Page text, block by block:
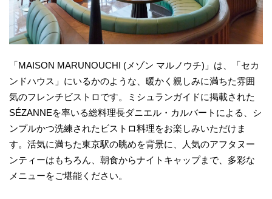
「MAISON MARUNOUCHI (メゾン マルノウチ)」は、「セカ
ンドハウス」にいるかのような、暖かく親しみに満ちた雰囲
気のフレンチビストロです。ミシュランガイドに掲載された
SÉZANNEを率いる総料理長ダニエル・カルバートによる、シ
ンプルかつ洗練されたビストロ料理をお楽しみいただけま
す。活気に満ちた東京駅の眺めを背景に、人気のアフタヌー
ンティーはもちろん、朝食からナイトキャップまで、多彩な
メニューをご堪能ください。